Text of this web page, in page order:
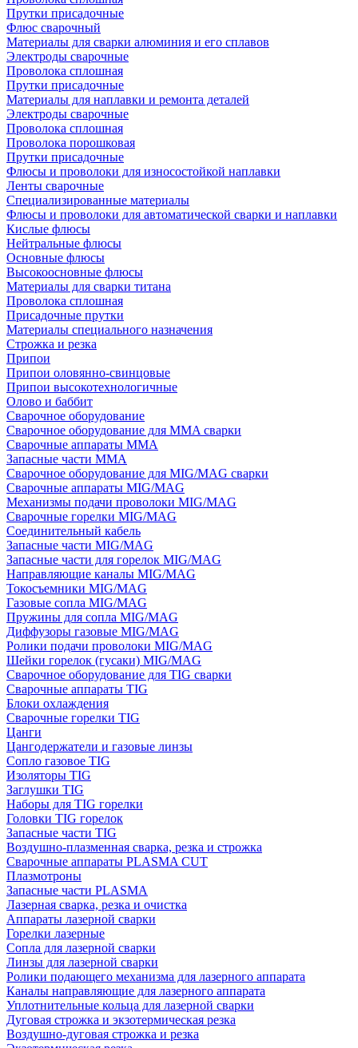
Прутки присадочные
Флюс сварочный
Материалы для сварки алюминия и его сплавов
Электроды сварочные
Проволока сплошная
Прутки присадочные
Материалы для наплавки и ремонта деталей
Электроды сварочные
Проволока сплошная
Проволока порошковая
Прутки присадочные
Флюсы и проволоки для износостойкой наплавки
Ленты сварочные
Специализированные материалы
Флюсы и проволоки для автоматической сварки и наплавки
Кислые флюсы
Нейтральные флюсы
Основные флюсы
Высокоосновные флюсы
Материалы для сварки титана
Проволока сплошная
Присадочные прутки
Материалы специального назначения
Строжка и резка
Припои
Припои оловянно-свинцовые
Припои высокотехнологичные
Олово и баббит
Сварочное оборудование
Сварочное оборудование для MMA сварки
Сварочные аппараты MMA
Запасные части MMA
Сварочное оборудование для MIG/MAG сварки
Сварочные аппараты MIG/MAG
Механизмы подачи проволоки MIG/MAG
Сварочные горелки MIG/MAG
Соединительный кабель
Запасные части MIG/MAG
Запасные части для горелок MIG/MAG
Направляющие каналы MIG/MAG
Токосъемники MIG/MAG
Газовые сопла MIG/MAG
Пружины для сопла MIG/MAG
Диффузоры газовые MIG/MAG
Ролики подачи проволоки MIG/MAG
Шейки горелок (гусаки) MIG/MAG
Сварочное оборудование для TIG сварки
Сварочные аппараты TIG
Блоки охлаждения
Сварочные горелки TIG
Цанги
Цангодержатели и газовые линзы
Сопло газовое TIG
Изоляторы TIG
Заглушки TIG
Наборы для TIG горелки
Головки TIG горелок
Запасные части TIG
Воздушно-плазменная сварка, резка и строжка
Сварочные аппараты PLASMA CUT
Плазмотроны
Запасные части PLASMA
Лазерная сварка, резка и очистка
Аппараты лазерной сварки
Горелки лазерные
Сопла для лазерной сварки
Линзы для лазерной сварки
Ролики подающего механизма для лазерного аппарата
Каналы направляющие для лазерного аппарата
Уплотнительные кольца для лазерной сварки
Дуговая строжка и экзотермическая резка
Воздушно-дуговая строжка и резка